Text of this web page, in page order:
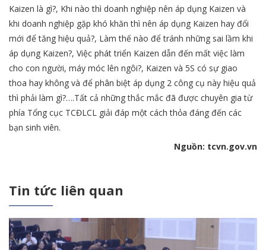
Kaizen là gì?, Khi nào thì doanh nghiệp nên áp dụng Kaizen và
khi doanh nghiệp gặp khó khăn thì nên áp dụng Kaizen hay đổi
mới để tăng hiệu quả?, Làm thế nào để tránh những sai lầm khi
áp dụng Kaizen?, Việc phát triển Kaizen dẫn đến mất việc làm
cho con người, máy móc lên ngôi?, Kaizen và 5S có sự giao
thoa hay không và để phân biệt áp dụng 2 công cụ này hiệu quả
thì phải làm gì?….Tất cả những thắc mắc đã được chuyên gia từ
phía Tổng cục TCĐLCL giải đáp một cách thỏa đáng đến các
bạn sinh viên.
Nguồn: tcvn.gov.vn
Tin tức liên quan